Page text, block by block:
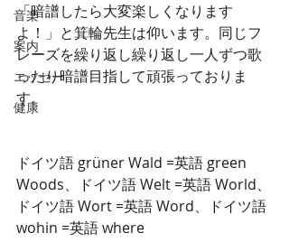
音楽
案内
エッセー
健康
「暗譜したら大変楽しくなります
よ！」と箕輪先生は仰います。同じフ
レーズを繰り返し繰り返し一人ずつ歌
ったり暗譜目指して頑張っておりま
す。
ドイツ語 grüner Wald =英語 green
Woods、ドイツ語 Welt =英語 World、
ドイツ語 Wort =英語 Word、ドイツ語
wohin =英語 where